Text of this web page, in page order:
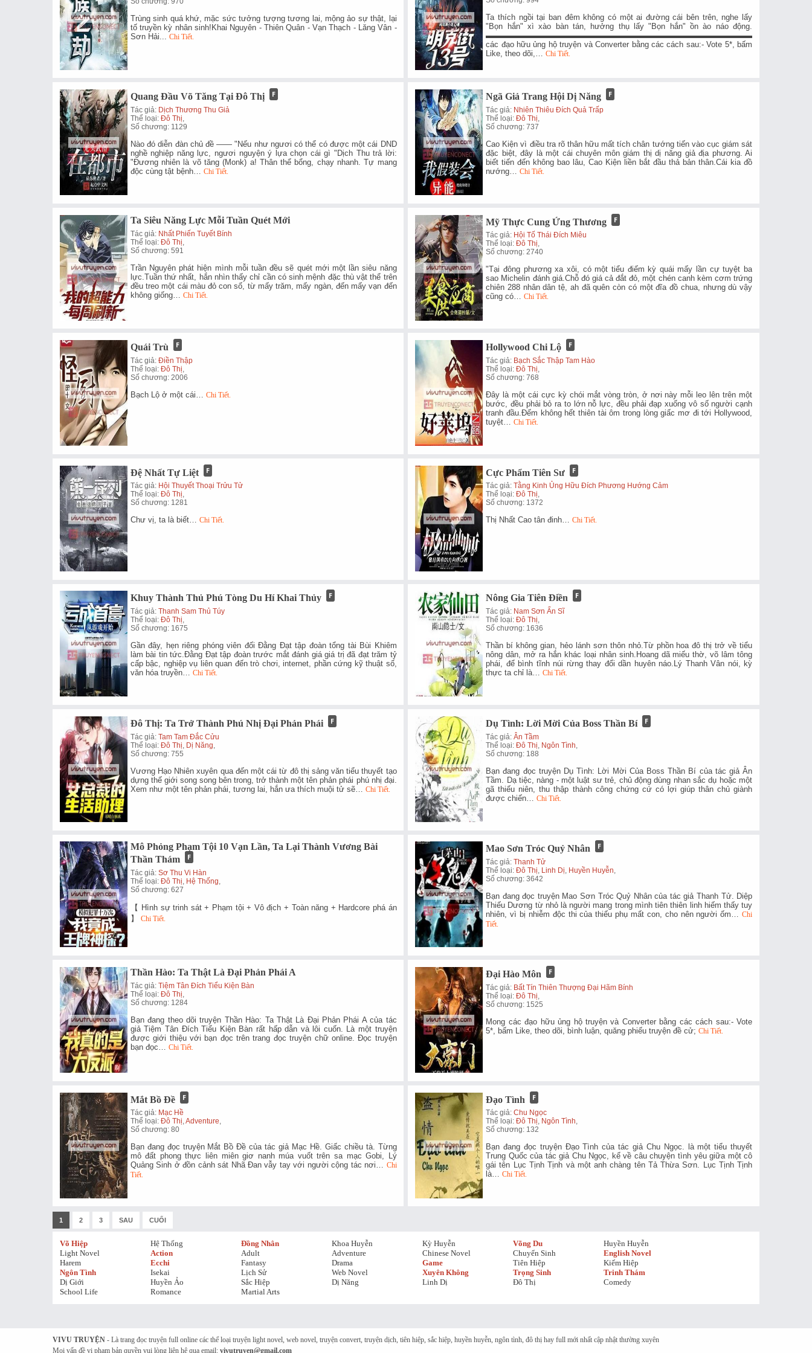
Trùng sinh quá khứ, mặc sức tưởng tượng tương lai, mộng ảo sự thật, lại
tố truyền kỳ nhân sinh!Khai Nguyên - Thiên Quân - Vạn Thạch - Lăng Vân -
Sơn Hải... Chi Tiết.
Ta thích ngồi tại ban đêm không có một ai đường cái bên trên, nghe lấy
"Bọn hắn" xì xào bàn tán, hưởng thụ lấy "Bọn hắn" ồn ào náo động.
▬▬▬▬▬▬▬▬▬▬▬▬▬▬▬▬▬▬▬▬▬▬▬▬▬▬▬▬▬▬▬▬▬▬▬▬▬▬Mong
các đạo hữu ủng hộ truyện và Converter bằng các cách sau:- Vote 5*, bấm
Like, theo dõi,…Chi Tiết.
Quang Đầu Võ Tăng Tại Đô Thị
Tác giả: Dịch Thương Thu Giả
Thể loại: Đô Thị
Số chương: 1129
Nào đó diễn đàn chủ đề —— "Nếu như ngươi có thể có được một cái DND
nghề nghiệp năng lực, ngươi nguyện ý lựa chọn cái gì "Dịch Thu trả lời:
"Đương nhiên là võ tăng (Monk) a! Thân thể bổng, chạy nhanh. Tự mang
độc cùng tật bệnh… Chi Tiết.
Ngã Giả Trang Hội Dị Năng
Tác giả: Nhiên Thiêu Đích Quả Trấp
Thể loại:Đô Thị
Số chương: 737
Cao Kiện vì điều tra rõ thân hữu mất tích chân tướng tiến vào cục giám sát
đặc biệt, đây là một cái chuyên môn giám thị dị năng giả địa phương. Ai
biết tiến đến không bao lâu, Cao Kiện liền bắt đầu thả bản thân.Cái kia đồ
nướng…Chi Tiết.
Ta Siêu Năng Lực Mỗi Tuần Quét Mới
Tác giả: Nhất Phiến Tuyết Bính
Thể loại: Đô Thị
Số chương: 591
Trần Nguyên phát hiện mình mỗi tuần đều sẽ quét mới một lần siêu năng
lực.Tuần thứ nhất, hắn nhìn thấy chỉ cần có sinh mệnh đặc thù vật thể trên
đều treo một cái màu đỏ con số, từ mấy trăm, mấy ngàn, đến mấy vạn đến
không giống… Chi Tiết.
Mỹ Thực Cung Ứng Thương
Tác giả: Hội Tố Thái Đích Miêu
Thể loại:Đô Thị,
Số chương: 2740
"Tại đông phương xa xôi, có một tiểu điếm kỳ quái mấy lần cự tuyệt ba
sao Michelin đánh giá.Chỗ đó giá cả đắt đỏ, một chén canh kèm cơm trứng
chiên 288 nhân dân tệ, ah đã quên còn có một đĩa đồ chua, nhưng dù vậy
cũng có…Chi Tiết.
Quái Trù
Tác giả: Điền Thập
Thể loại: Đô Thị,
Số chương: 2006
Bạch Lộ ở một cái… Chi Tiết.
Hollywood Chi Lộ
Tác giả: Bạch Sắc Thập Tam Hào
Thể loại:Đô Thị,
Số chương: 768
Đây là một cái cực kỳ chói mắt vòng tròn, ở nơi này mỗi leo lên trên một
bước, đều phải bỏ ra to lớn nỗ lực, đều phải đạp xuống vô số người cạnh
tranh đầu.Đếm không hết thiên tài ôm trong lòng giấc mơ đi tới Hollywood,
tuyệt…Chi Tiết.
Đệ Nhất Tự Liệt
Tác giả: Hội Thuyết Thoại Trửu Tử
Thể loại: Đô Thị,
Số chương: 1281
Chư vị, ta là biết… Chi Tiết.
Cực Phẩm Tiên Sư
Tác giả:Tằng Kinh Ủng Hữu Đích Phương Hướng Cảm
Thể loại:Đô Thị,
Số chương: 1372
Thị Nhất Cao tân đinh…Chi Tiết.
Khuy Thành Thủ Phú Tòng Du Hí Khai Thủy
Tác giả: Thanh Sam Thủ Túy
Thể loại: Đô Thị,
Số chương: 1675
Gần đây, hẹn riêng phóng viên đối Đằng Đạt tập đoàn tổng tài Bùi Khiêm
làm bài tin tức.Đằng Đạt tập đoàn trước mắt đánh giá giá trị đã đạt trăm tỷ
cấp bậc, nghiệp vụ liên quan đến trò chơi, internet, phần cứng kỹ thuật số,
văn hóa truyền… Chi Tiết.
Nông Gia Tiên Điền
Tác giả: Nam Sơn Ẩn Sĩ
Thể loại:Đô Thị,
Số chương: 1636
Thần bí không gian, hẻo lánh sơn thôn nhỏ.Từ phồn hoa đô thị trở về tiểu
nông dân, mở ra hắn khác loại nhân sinh.Hoang dã miếu thờ, võ lâm tông
phái, để bình tĩnh núi rừng thay đổi dần huyên náo.Lý Thanh Vân nói, kỳ
thực ta chỉ là…Chi Tiết.
Đô Thị: Ta Trở Thành Phú Nhị Đại Phản Phái
Tác giả: Tam Tam Đắc Cửu
Thể loại: Đô Thị Dị Năng
Số chương: 755
Vương Hạo Nhiên xuyên qua đến một cái từ đô thị sảng văn tiểu thuyết tạo
dựng thế giới song song bên trong, trở thành một tên phản phái phú nhị đại.
Xem như một tên phản phái, tương lai, hắn ưa thích muội tử sẽ… Chi Tiết.
Dụ Tình: Lời Mời Của Boss Thần Bí
Tác giả:Ân Tầm
Thể loại:Đô Thị Ngôn Tình
Số chương: 188
Bạn đang đọc truyện Dụ Tình: Lời Mời Của Boss Thần Bí của tác giả Ân
Tầm. Dạ tiệc, nàng - một luật sư trẻ, chủ động dùng nhan sắc dụ hoặc một
gã thiếu niên, thu thập thành công chứng cứ có lợi giúp thân chủ giành
được chiến…Chi Tiết.
Mô Phỏng Phạm Tội 10 Vạn Lần, Ta Lại Thành Vương Bài
Thần Thám
Tác giả: Sơ Thu Vi Hàn
Thể loại: Đô Thị, Hệ Thống,
Số chương: 627
【 Hình sự trinh sát + Phạm tội + Vô địch + Toàn năng + Hardcore phá án
】 Chi Tiết.
Mao Sơn Tróc Quỷ Nhân
Tác giả:Thanh Tử
Thể loại:Đô Thị, Linh Dị, Huyền Huyễn,
Số chương: 3642
Bạn đang đọc truyện Mao Sơn Tróc Quỷ Nhân của tác giả Thanh Tử. Diệp
Thiếu Dương từ nhỏ là người mang trong mình tiên thiên linh hiếm thấy tuy
nhiên, vì bị nhiễm độc thi của thiếu phụ mất con, cho nên người ốm…Chi
Tiết.
Thần Hào: Ta Thật Là Đại Phản Phái A
Tác giả: Tiệm Tân Đích Tiểu Kiện Bàn
Thể loại: Đô Thị,
Số chương: 1284
Bạn đang theo dõi truyện Thần Hào: Ta Thật Là Đại Phản Phái A của tác
giả Tiệm Tân Đích Tiểu Kiện Bàn rất hấp dẫn và lôi cuốn. Là một truyện
được giới thiệu với bạn đọc trên trang đọc truyện chữ online. Đọc truyện
bạn đọc… Chi Tiết.
Đại Hào Môn
Tác giả: Bất Tín Thiên Thượng Đại Hãm Bính
Thể loại:Đô Thị
Số chương: 1525
Mong các đạo hữu ủng hộ truyện và Converter bằng các cách sau:- Vote
5*, bấm Like, theo dõi, bình luận, quăng phiếu truyện đề cử;Chi Tiết.
Mắt Bồ Đề
Tác giả: Mạc Hề
Thể loại: Đô Thị,Adventure,
Số chương: 80
Bạn đang đọc truyện Mắt Bồ Đề của tác giả Mạc Hề. Giấc chiều tà. Từng
mô đất phong thực liên miên giơ nanh múa vuốt trên sa mạc Gobi, Lý
Quảng Sinh ở đồn cảnh sát Nhã Đan vẫy tay với người cộng tác nơi… Chi
Tiết.
Đạo Tình
Tác giả:Chu Ngọc
Thể loại:Đô Thị, Ngôn Tình,
Số chương: 132
Bạn đang đọc truyện Đạo Tình của tác giả Chu Ngọc. là một tiểu thuyết
Trung Quốc của tác giả Chu Ngọc, kể về câu chuyện tình yêu giữa một cô
gái tên Lục Tịnh Tịnh và một anh chàng tên Tả Thừa Sơn. Lục Tịnh Tịnh
là…Chi Tiết.
1 2 3 SAU CUỐI
Võ Hiệp Hệ Thống Đồng Nhân Khoa Huyễn Kỳ Huyễn Võng Du
Huyền Huyễn
Light Novel
Action Adult Adventure Chinese Novel Chuyển Sinh
English Novel
Harem
Ecchi Fantasy Drama Game Tiên Hiệp
Kiếm Hiệp
Ngôn Tình
Isekai Lịch Sử Web Novel Xuyên Không Trọng Sinh
Trinh Thám
Dị Giới
Huyền Ảo Sắc Hiệp Dị Năng Linh Dị Đô Thị
Comedy
School Life
Romance Martial Arts
VIVU TRUYỆN - Là trang đọc truyện full online các thể loại truyện light novel, web novel, truyện convert, truyện dịch, tiên hiệp, sắc hiệp, huyền huyễn, ngôn tình, đô thị hay full mới nhất cập nhật thường xuyên
Mọi vấn đề vi phạm bản quyền vui lòng liên hệ qua email: vivutruyen@gmail.com